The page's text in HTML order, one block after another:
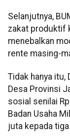
Selanjutnya,
zakat produktif
menebalkan
rente masing-
Tidak hanya itu,
Desa Provinsi
sosial senilai
Badan Usaha
juta kepada